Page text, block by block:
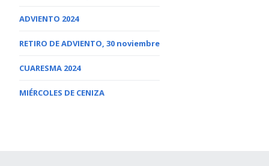
ADVIENTO 2024
RETIRO DE ADVIENTO, 30 noviembre
CUARESMA 2024
MIÉRCOLES DE CENIZA